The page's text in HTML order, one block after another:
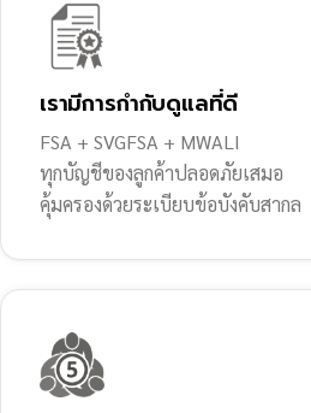
เรามีการกำกับดูแลที่ดี
FSA + SVGFSA + MWALI
ทุกบัญชีของลูกค้าปลอดภัยเสมอ
คุ้มครองด้วยระเบียบข้อบังคับสากล